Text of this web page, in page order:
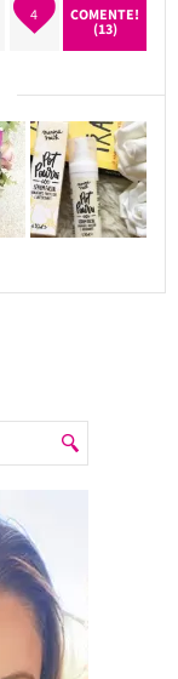
4
COMENTE!
(13)